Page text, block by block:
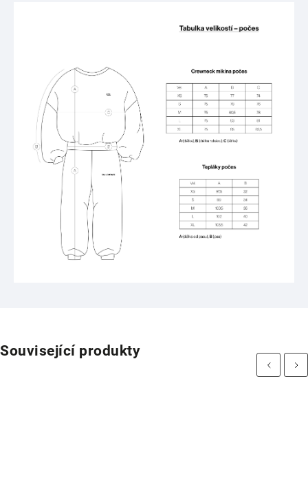
Související produkty
Previous Next